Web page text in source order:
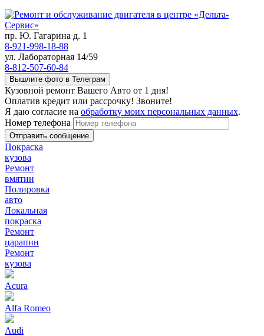
пр. Ю. Гагарина д. 1
8-921-998-18-88
ул. Лабораторная 14/59
8-812-507-60-84
Вышлите фото в Телеграм
Кузовной ремонт Вашего Авто от 1 дня!
Оплатив кредит или рассрочку! Звоните!
Я даю согласие на обработку моих персональных данных.
Номер телефона
Покраска
кузова
Ремонт
вмятин
Полировка
авто
Локальная
покраска
Ремонт
царапин
Ремонт
кузова
Acura
Alfa Romeo
Audi